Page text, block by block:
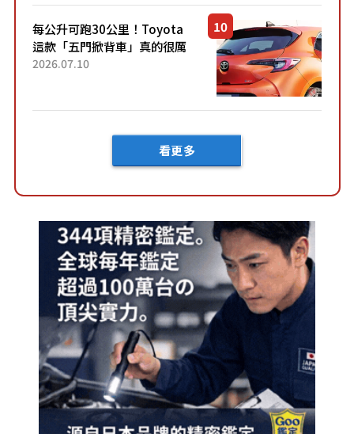
車？...
每公升可跑30公里！Toyota
這款「五門掀背車」真的很厲
害！ 擁有全長4.3公尺的「剛剛
2026.07.10
看更多